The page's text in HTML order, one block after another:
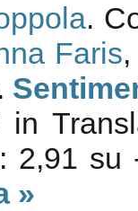
.
Faris
.
in
2,91 su
»